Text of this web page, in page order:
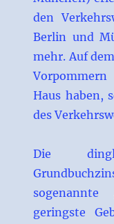
den
Berlin und
mehr. Auf
Haus haben,
des
Die
geringste